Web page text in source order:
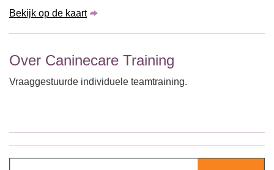
Bekijk op de kaart
Over Caninecare Training
Vraaggestuurde individuele teamtraining.